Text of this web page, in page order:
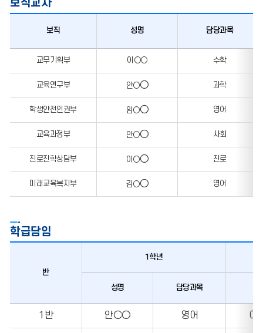
보직교사
보직 성명 담당과목
교무기획부 이○○ 수학
교육연구부 안○○ 과학
학생안전인권부 임○○ 영어
교육과정부 안○○ 사회
진로진학상담부 이○○ 진로
미래교육복지부 김○○ 영어
학급담임
반
1학년
성명 담당과목
1반 안○○ 영어 이